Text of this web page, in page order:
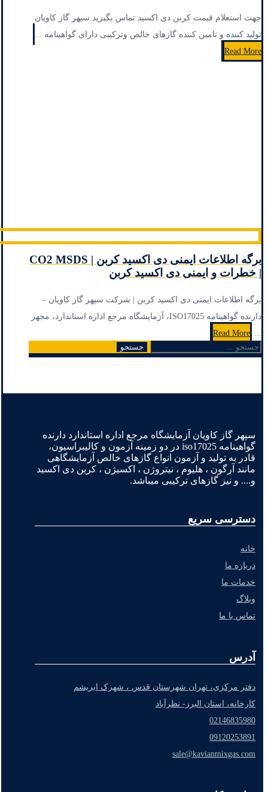
جهت استعلام قیمت کربن دی اکسید تماس بگیرید.سپهر گاز کاویان
تولید کننده و تامین کننده گازهای خالص وترکیبی دارای گواهینامه ...
Read More
برگه اطلاعات ایمنی دی اکسید کربن | CO2 MSDS
| خطرات و ایمنی دی اکسید کربن
برگه اطلاعات ایمنی دی اکسید کربن | شرکت سپهر گاز کاویان –
دارنده گواهینامه ISO17025، آزمایشگاه مرجع اداره استاندارد، مجهز
Read More
صفحه‌بندی
1
2
جستجو
برای:
سپهر گاز کاویان آزمایشگاه مرجع اداره استاندارد دارنده
گواهینامه iso17025 در دو زمینه آزمون و کالیبراسیون،
قادر به تولید و آزمون انواع گازهای خالص آزمایشگاهی
مانند آرگون ، هلیوم ، نیتروژن ، اکسیژن ، کربن دی اکسید
و.... و نیز گازهای ترکیبی میباشد.
دسترسی سریع
خانه
درباره ما
خدمات ما
وبلاگ
تماس با ما
آدرس
دفتر مرکزی، تهران شهرستان قدس ، شهرک ابریشم
کارخانه، استان البرز- نظرآباد
02146835980
09120253891
sale@kavianmixgas.com